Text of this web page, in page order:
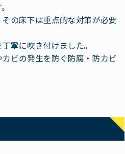
の床下は重点的な対策が必要
寧に吹き付けました。
ビの発生を防ぐ防腐・防カビ